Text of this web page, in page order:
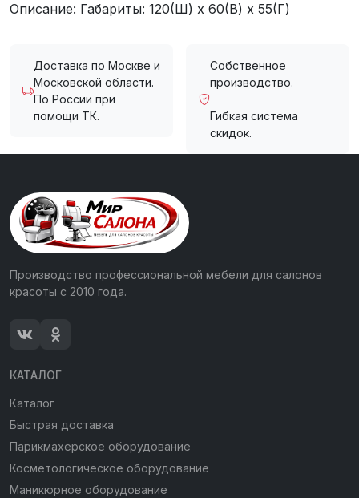
Описание: Габариты: 120(Ш) x 60(В) x 55(Г)
Доставка по Москве и
Московской области.
По России при
помощи ТК.
Собственное
производство.
Гибкая система
скидок.
Производство профессиональной мебели для салонов
красоты с 2010 года.
КАТАЛОГ
Каталог
Быстрая доставка
Парикмахерское оборудование
Косметологическое оборудование
Маникюрное оборудование